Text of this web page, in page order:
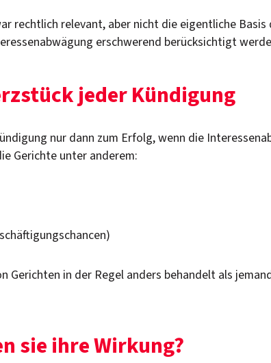
rechtlich relevant, aber nicht die eigentliche Basis
erschwerend berücksichtigt
jeder Kündigung
nur dann zum Erfolg, wenn die
Gerichte unter anderem:
in der Regel anders behandelt als
sie ihre Wirkung?